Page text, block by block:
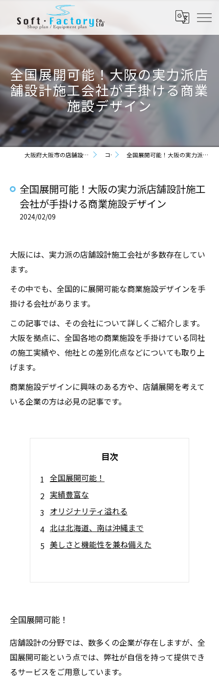
全国展開可能！大阪の実力派店
舗設計施工会社が手掛ける商業
施設デザイン
大阪府大阪市の店舗設計なら株式会社ソフト・ファクトリー コラム 全国展開可能！大阪の実力派店舗設計施工会社が手掛ける商業施設デザイン
全国展開可能！大阪の実力派店舗設計施工
会社が手掛ける商業施設デザイン
2024/02/09
大阪には、実力派の店舗設計施工会社が多数存在してい
ます。
その中でも、全国的に展開可能な商業施設デザインを手
掛ける会社があります。
この記事では、その会社について詳しくご紹介します。
大阪を拠点に、全国各地の商業施設を手掛けている同社
の施工実績や、他社との差別化点などについても取り上
げます。
商業施設デザインに興味のある方や、店舗展開を考えて
いる企業の方は必見の記事です。
目次
全国展開可能！
実績豊富な
オリジナリティ溢れる
北は北海道、南は沖縄まで
美しさと機能性を兼ね備えた
全国展開可能！
店舗設計の分野では、数多くの企業が存在しますが、全
国展開可能という点では、弊社が自信を持って提供でき
るサービスをご用意しています。